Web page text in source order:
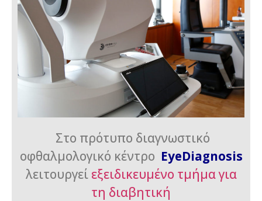
Στο πρότυπο διαγνωστικό
οφθαλμολογικό κέντρο EyeDiagnosis
λειτουργεί εξειδικευμένο τμήμα για
τη διαβητική